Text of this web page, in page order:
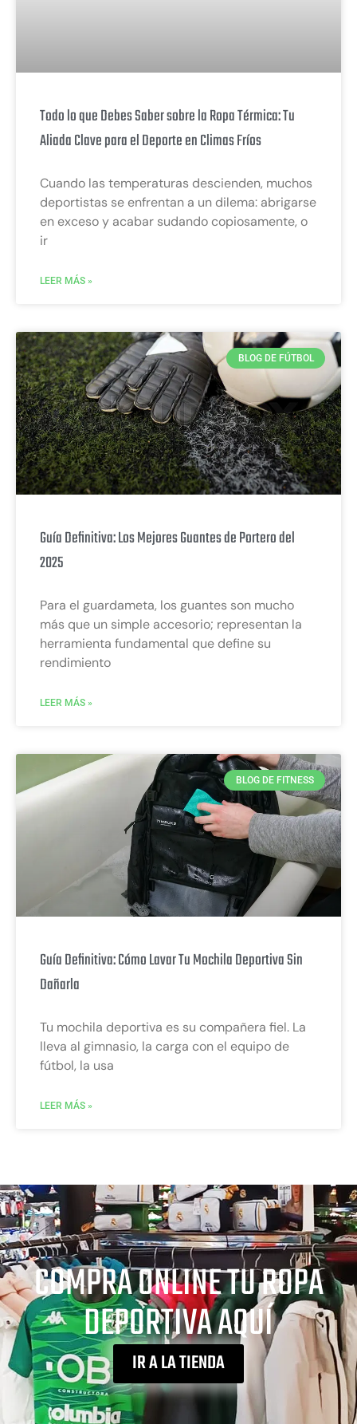
Todo lo que Debes Saber sobre la Ropa Térmica: Tu
Aliada Clave para el Deporte en Climas Fríos
Cuando las temperaturas descienden, muchos
deportistas se enfrentan a un dilema: abrigarse
en exceso y acabar sudando copiosamente, o
ir
LEER MÁS »
BLOG DE FÚTBOL
Guía Definitiva: Los Mejores Guantes de Portero del
2025
Para el guardameta, los guantes son mucho
más que un simple accesorio; representan la
herramienta fundamental que define su
rendimiento
LEER MÁS »
BLOG DE FITNESS
Guía Definitiva: Cómo Lavar Tu Mochila Deportiva Sin
Dañarla
Tu mochila deportiva es su compañera fiel. La
lleva al gimnasio, la carga con el equipo de
fútbol, la usa
LEER MÁS »
COMPRA ONLINE TU ROPA
DEPORTIVA AQUÍ
IR A LA TIENDA